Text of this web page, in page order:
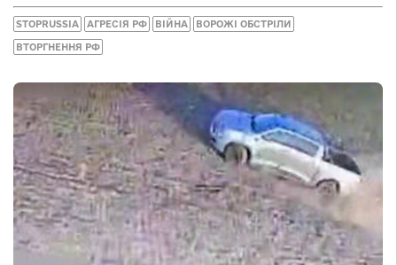
STOPRUSSIA АГРЕСІЯ РФ ВІЙНА ВОРОЖІ ОБСТРІЛИ
ВТОРГНЕННЯ РФ